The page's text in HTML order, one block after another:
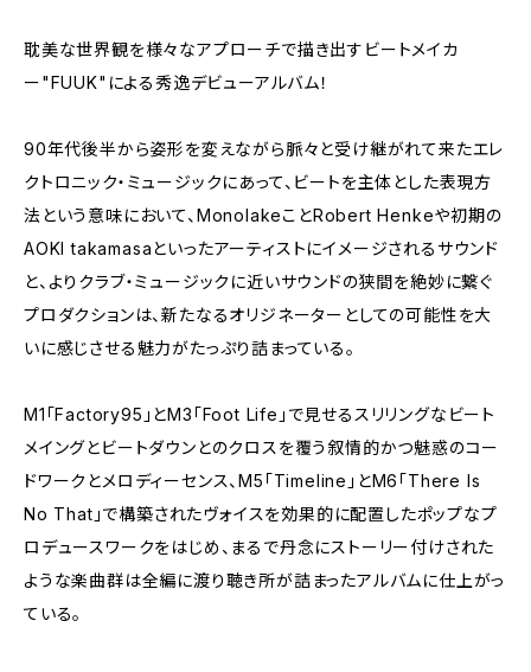
耽美な世界観を様々なアプローチで描き出すビートメイカ
ー"FUUK"による秀逸デビューアルバム！
90年代後半から姿形を変えながら脈々と受け継がれて来たエレ
クトロニック・ミュージックにあって、ビートを主体とした表現方
法という意味において、MonolakeことRobert Henkeや初期の
AOKI takamasaといったアーティストにイメージされるサウンド
と、よりクラブ・ミュージックに近いサウンドの狭間を絶妙に繋ぐ
プロダクションは、新たなるオリジネーターとしての可能性を大
いに感じさせる魅力がたっぷり詰まっている。
M1「Factory95」とM3「Foot Life」で見せるスリリングなビート
メイングとビートダウンとのクロスを覆う叙情的かつ魅惑のコー
ドワークとメロディーセンス、M5「Timeline」とM6「There Is
No That」で構築されたヴォイスを効果的に配置したポップなプ
ロデュースワークをはじめ、まるで丹念にストーリー付けされた
ような楽曲群は全編に渡り聴き所が詰まったアルバムに仕上がっ
ている。